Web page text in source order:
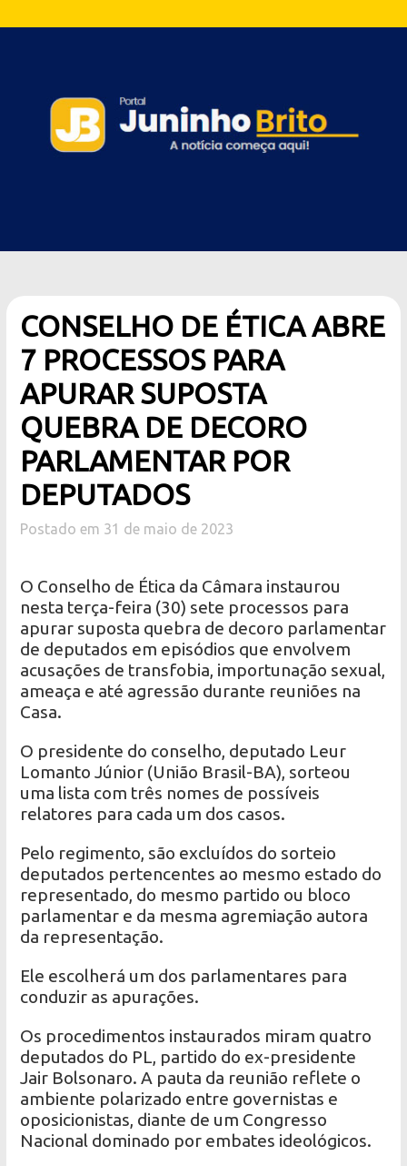
CONSELHO DE ÉTICA ABRE
7 PROCESSOS PARA
APURAR SUPOSTA
QUEBRA DE DECORO
PARLAMENTAR POR
DEPUTADOS
Postado em 31 de maio de 2023
O Conselho de Ética da Câmara instaurou
nesta terça-feira (30) sete processos para
apurar suposta quebra de decoro parlamentar
de deputados em episódios que envolvem
acusações de transfobia, importunação sexual,
ameaça e até agressão durante reuniões na
Casa.
O presidente do conselho, deputado Leur
Lomanto Júnior (União Brasil-BA), sorteou
uma lista com três nomes de possíveis
relatores para cada um dos casos.
Pelo regimento, são excluídos do sorteio
deputados pertencentes ao mesmo estado do
representado, do mesmo partido ou bloco
parlamentar e da mesma agremiação autora
da representação.
Ele escolherá um dos parlamentares para
conduzir as apurações.
Os procedimentos instaurados miram quatro
deputados do PL, partido do ex-presidente
Jair Bolsonaro. A pauta da reunião reflete o
ambiente polarizado entre governistas e
oposicionistas, diante de um Congresso
Nacional dominado por embates ideológicos.